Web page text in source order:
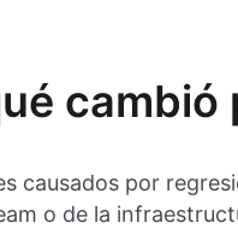
cambió
causados por
o de la